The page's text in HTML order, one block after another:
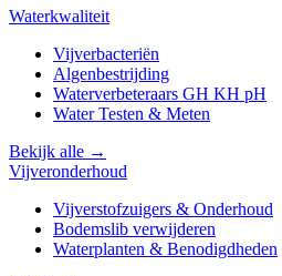
Waterkwaliteit
Vijverbacteriën
Algenbestrijding
Waterverbeteraars GH KH pH
Water Testen & Meten
Bekijk alle →
Vijveronderhoud
Vijverstofzuigers & Onderhoud
Bodemslib verwijderen
Waterplanten & Benodigdheden